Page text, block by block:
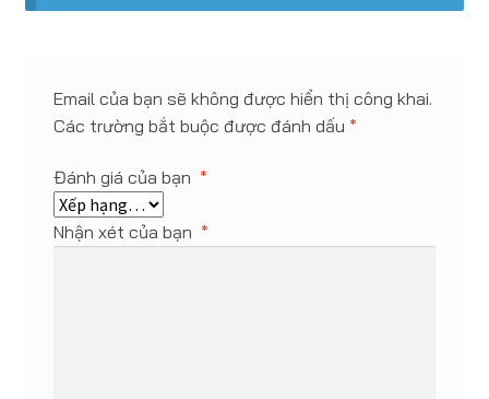
Email của bạn sẽ không được hiển thị công khai.
Các trường bắt buộc được đánh dấu *
Đánh giá của bạn *
Nhận xét của bạn *